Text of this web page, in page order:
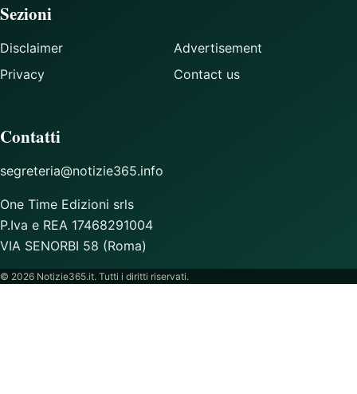
Sezioni
Disclaimer
Privacy
Advertisement
Contact us
Contatti
segreteria@notizie365.info
One Time Edizioni srls
P.Iva e REA 17468291004
VIA SENORBI 58 (Roma)
© 2026 Notizie365.it. Tutti i diritti riservati.